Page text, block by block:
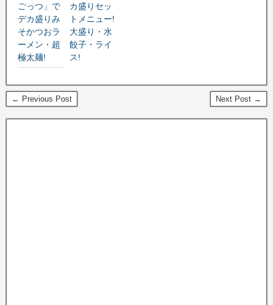
ごっつ」で
デカ盛りみ
そかつおラ
ーメン・超
極太麺!
カ盛りセッ
トメニュー!
大盛り・水
餃子・ライ
ス!
← Previous Post Next Post →